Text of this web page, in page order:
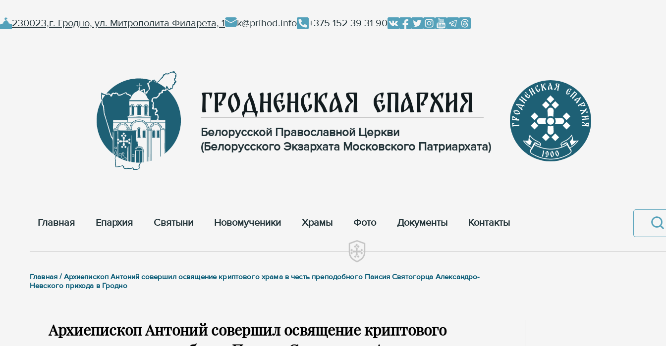
230023,г. Гродно, ул. Митрополита Филарета, 1 k@prihod.info +375 152 39 31 90
Гродненская Епархия
Белорусской Православной Церкви
(Белорусского Экзархата Московского Патриархата)
Главная Епархия Cвятыни Новомученики Храмы Фото Документы Контакты
Главная / Архиепископ Антоний совершил освящение криптового храма в честь преподобного Паисия Святогорца Александро-
Невского прихода в Гродно
Архиепископ Антоний совершил освящение криптового